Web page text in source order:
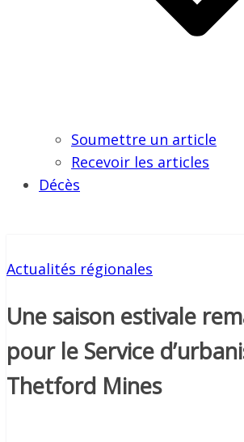
Soumettre un article
Recevoir les articles
Décès
Actualités régionales
Une saison estivale
pour le Service
Thetford Mines